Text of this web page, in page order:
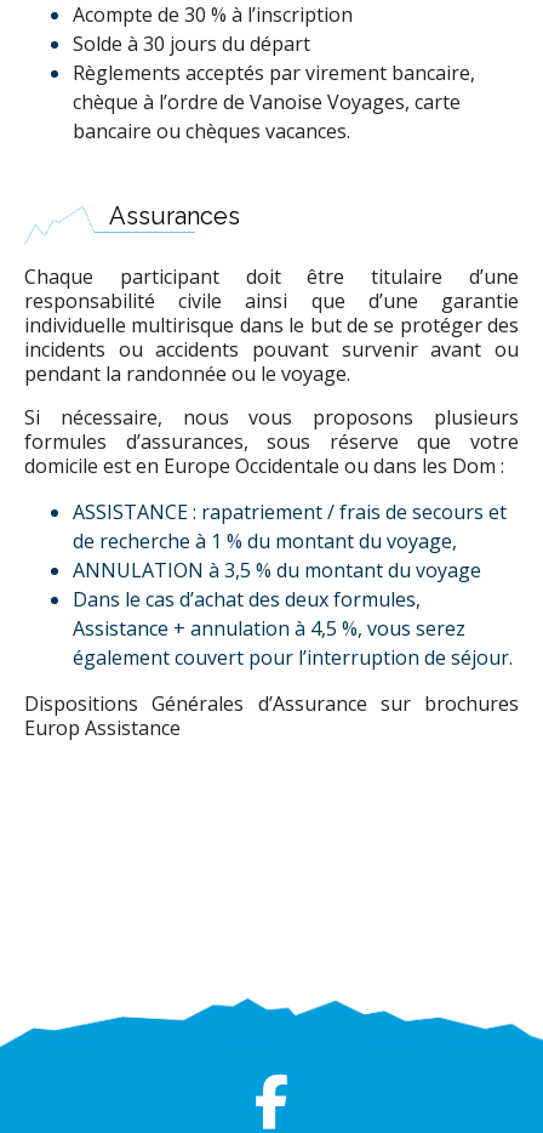
Acompte de 30 % à l’inscription
Solde à 30 jours du départ
Règlements acceptés par virement bancaire,
chèque à l’ordre de Vanoise Voyages, carte
bancaire ou chèques vacances.
Assurances
Chaque participant doit être titulaire d’une
responsabilité civile ainsi que d’une garantie
individuelle multirisque dans le but de se protéger des
incidents ou accidents pouvant survenir avant ou
pendant la randonnée ou le voyage.
Si nécessaire, nous vous proposons plusieurs
formules d’assurances, sous réserve que votre
domicile est en Europe Occidentale ou dans les Dom :
ASSISTANCE : rapatriement / frais de secours et
de recherche à 1 % du montant du voyage,
ANNULATION à 3,5 % du montant du voyage
Dans le cas d’achat des deux formules,
Assistance + annulation à 4,5 %, vous serez
également couvert pour l’interruption de séjour.
Dispositions Générales d’Assurance sur brochures
Europ Assistance